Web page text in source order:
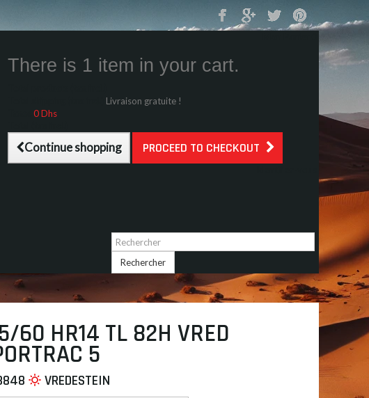
There is 1 item in your cart.
Livraison gratuite !
0 Dhs
Continue shopping PROCEED TO CHECKOUT
Rechercher
60 HR14 TL 82H VRED
5
VREDESTEIN